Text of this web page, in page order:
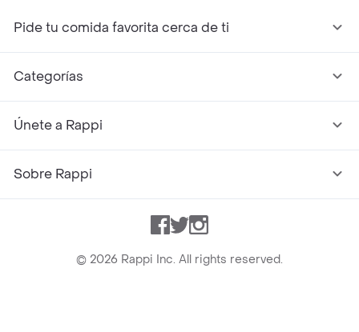
Pide tu comida favorita cerca de ti
Categorías
Únete a Rappi
Sobre Rappi
Facebook
TwitterInstagram
© 2026 Rappi Inc. All rights reserved.